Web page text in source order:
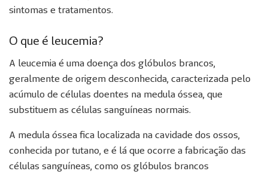
sintomas e tratamentos.
O que é leucemia?
A leucemia é uma doença dos glóbulos brancos,
geralmente de origem desconhecida, caracterizada pelo
acúmulo de células doentes na medula óssea, que
substituem as células sanguíneas normais.
A medula óssea fica localizada na cavidade dos ossos,
conhecida por tutano, e é lá que ocorre a fabricação das
células sanguíneas, como os glóbulos brancos